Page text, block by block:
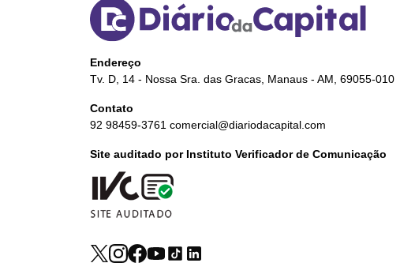
Endereço
Tv. D, 14 - Nossa Sra. das Gracas, Manaus - AM, 69055-010
Contato
92 98459-3761 comercial@diariodacapital.com
Site auditado por Instituto Verificador de Comunicação